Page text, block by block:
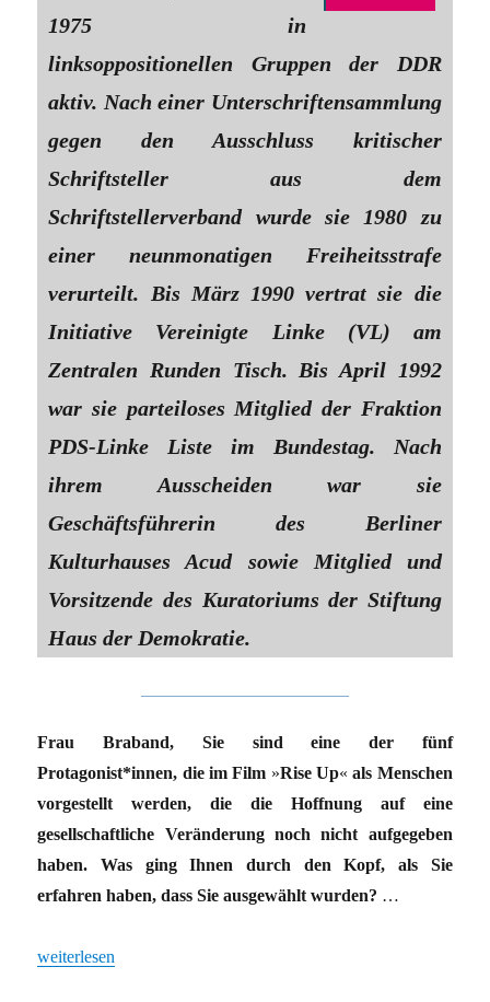
1975 in
linksoppositionellen Gruppen der DDR
aktiv. Nach einer Unterschriftensammlung
gegen den Ausschluss kritischer
Schriftsteller aus dem
Schriftstellerverband wurde sie 1980 zu
einer neunmonatigen Freiheitsstrafe
verurteilt. Bis März 1990 vertrat sie die
Initiative Vereinigte Linke (VL) am
Zentralen Runden Tisch. Bis April 1992
war sie parteiloses Mitglied der Fraktion
PDS-Linke Liste im Bundestag. Nach
ihrem Ausscheiden war sie
Geschäftsführerin des Berliner
Kulturhauses Acud sowie Mitglied und
Vorsitzende des Kuratoriums der Stiftung
Haus der Demokratie.
Frau Braband, Sie sind eine der fünf
Protagonist*innen, die im Film »Rise Up« als Menschen
vorgestellt werden, die die Hoffnung auf eine
gesellschaftliche Veränderung noch nicht aufgegeben
haben. Was ging Ihnen durch den Kopf, als Sie
erfahren haben, dass Sie ausgewählt wurden? …
„»Das alles wird es ohne Frieden nicht geben«“
weiterlesen